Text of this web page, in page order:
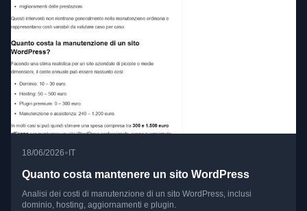
18/06/2026•IT
Quanto costa mantenere un sito WordPress
Analisi dei costi di manutenzione di un sito WordPress, inclusi
dominio, hosting, aggiornamenti e plugin.